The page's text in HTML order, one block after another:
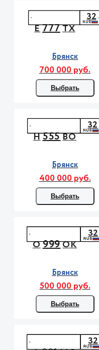
Е777ТХ
32
Брянск
700 000 руб.
Выбрать
Н555ВО
32
Брянск
400 000 руб.
Выбрать
О999ОК
32
Брянск
500 000 руб.
Выбрать
32